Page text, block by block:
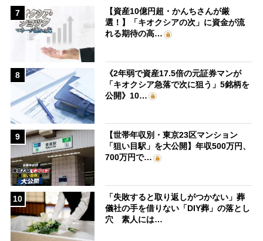
7
【資産10億円超・かんちさんが厳
選！】「キオクシアの次」に資金が流
れる期待の高…
8
《2年弱で資産17.5倍の元証券マンが
「キオクシア急落で次に狙う」5銘柄を
公開》10…
9
【世帯年収別・東京23区マンション
「狙い目駅」を大公開】年収500万円、
700万円で…
10
「失敗すると取り返しがつかない」葬
儀社の手を借りない「DIY葬」の落とし
穴 素人には…